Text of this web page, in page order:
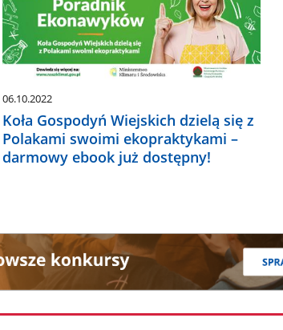
06.10.2022
Koła Gospodyń Wiejskich dzielą się z
Polakami swoimi ekopraktykami –
darmowy ebook już dostępny!